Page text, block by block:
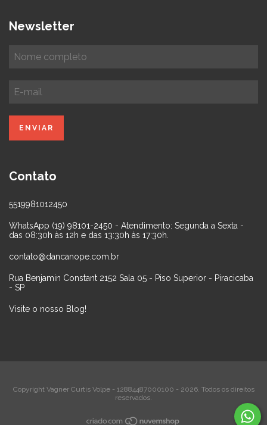
Newsletter
Contato
5519981012450
WhatsApp (19) 98101-2450 - Atendimento: Segunda a Sexta -
das 08:30h às 12h e das 13:30h às 17:30h.
contato@dancanope.com.br
Rua Benjamin Constant 2152 Sala 05 - Piso Superior - Piracicaba
- SP
Visite o nosso Blog!
Copyright Vagner Curtis Volpe - 12884487000100 - 2026. Todos os direitos
reservados.